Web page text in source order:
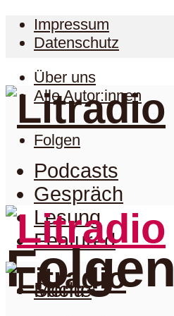
Impressum
Datenschutz
Über uns
Alle Autor:innen
Folgen
Folgen
Podcasts
Gespräch
Lesung
Featured
Menu
Suche